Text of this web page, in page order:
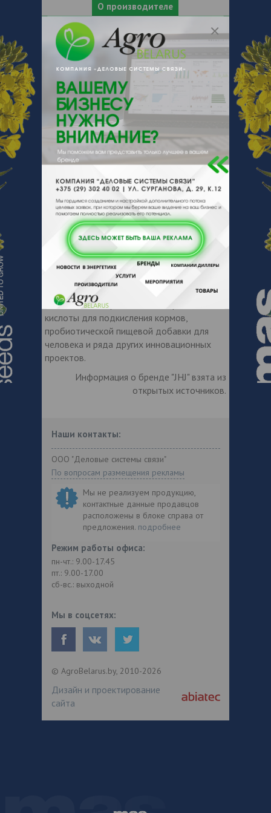
О производителе
О компании
Компания JHJ Sp. z o.o. была основана в
2001 году и является производителем
пробиотиков для людей и животных,
кормовых добавок, подкислителей и
смесей добавок для многих видов
животных, а также препаратов для сухой
дезинфекции мест содержания животных.
JHJ на протяжении многих лет
центрами в Польше и за рубежом с целью
разработки и создания инновационных
продуктов для людей и животных. С 2007
года компания является членом
NUTRIBIOMED – кластера
биотехнологических, биомедицинских и
пищевых технологий. Результатом этого
сотрудничества является создание
инновационной кормовой добавки, смесей
штаммов бактерий молока и пропионовой
кислоты для подкисления кормов,
пробиотической пищевой добавки для
человека и ряда других инновационных
проектов.
Информация о бренде "JHJ" взята из
открытых источников.
Наши контакты:
ООО "Деловые системы связи"
По вопросам размещения рекламы
Мы не реализуем продукцию,
контактные данные продавцов
расположены в блоке справа от
предложения. подробнее
Режим работы офиса:
пн-чт.: 9.00-17.45
пт.: 9.00-17.00
сб-вс.: выходной
Мы в соцсетях:
© AgroBelarus.by, 2010-2026
Дизайн и проектирование
сайта